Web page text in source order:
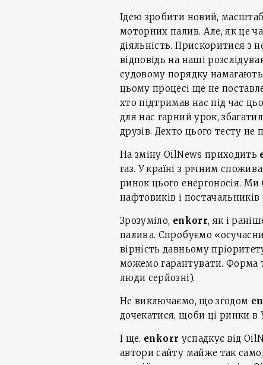
Ідею зробити новий,
моторних палив. Але, як це
діяльність. Прискоритися
відповідь на наші
судовому порядку
цьому процесі ще не
хто підтримав нас під час
для нас гарний урок,
друзів. Дехто цього тесту
На зміну OilNews приходить
газ. У країні з річним
ринок цього енергоносія.
нафтовиків і постачальників
Зрозуміло, enkorr, як і
палива. Спробуємо
вірність давньому
можемо гарантувати. Форма
люди серйозні).
Не виключаємо, що згодом
дочекатися, щоби ці ринки в
І ще. enkorr успадкує від
автори сайту майже так